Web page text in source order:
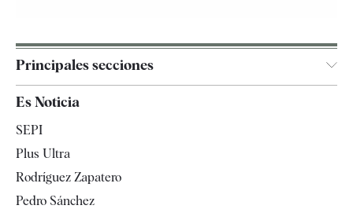
Principales secciones
España
Televisión
Es Noticia
SEPI
Plus Ultra
Rodríguez Zapatero
Pedro Sánchez